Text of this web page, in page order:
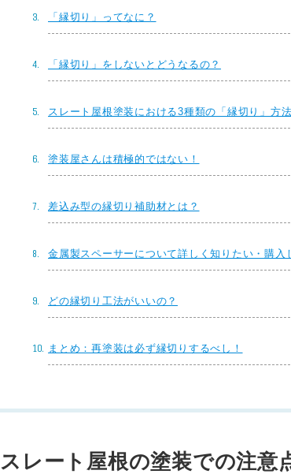
「縁切り」ってなに？
「縁切り」をしないとどうなるの？
スレート屋根塗装における3種類の「縁切り」方
塗装屋さんは積極的ではない！
差込み型の縁切り補助材とは？
金属製スペーサーについて詳しく知りたい・購入
どの縁切り工法がいいの？
まとめ：再塗装は必ず縁切りするべし！
スレート屋根の塗装での注意